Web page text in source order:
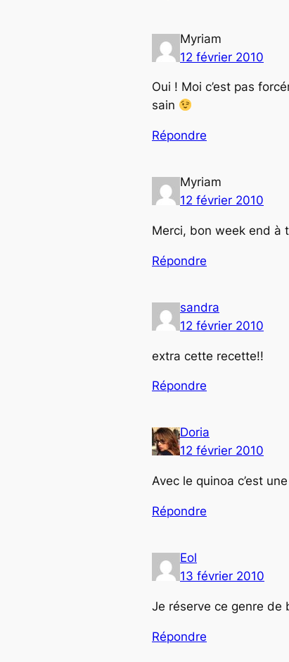
Myriam
12 février 2010
Oui ! Moi c’est pas
sain
Répondre
Myriam
12 février 2010
Merci, bon week end à
Répondre
sandra
12 février 2010
extra cette recette!!
Répondre
Doria
12 février 2010
Avec le quinoa c’est
Répondre
Eol
13 février 2010
Je réserve ce genre de
Répondre